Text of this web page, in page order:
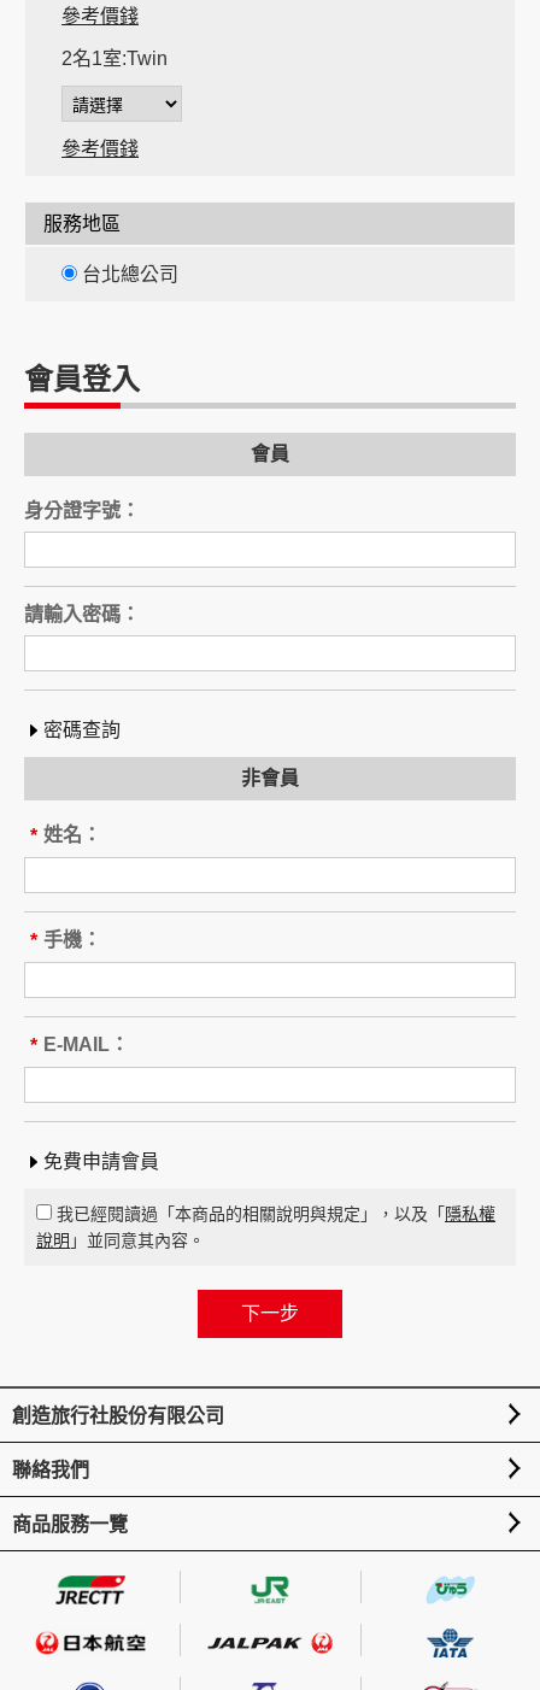
參考價錢
2名1室:Twin
參考價錢
服務地區
台北總公司
會員登入
會員
身分證字號：
請輸入密碼：
密碼查詢
非會員
* 姓名：
* 手機：
* E-MAIL：
免費申請會員
我已經閱讀過「本商品的相關說明與規定」，以及「 隱私權
說明 」並同意其內容。
創造旅行社股份有限公司
聯絡我們
商品服務一覽